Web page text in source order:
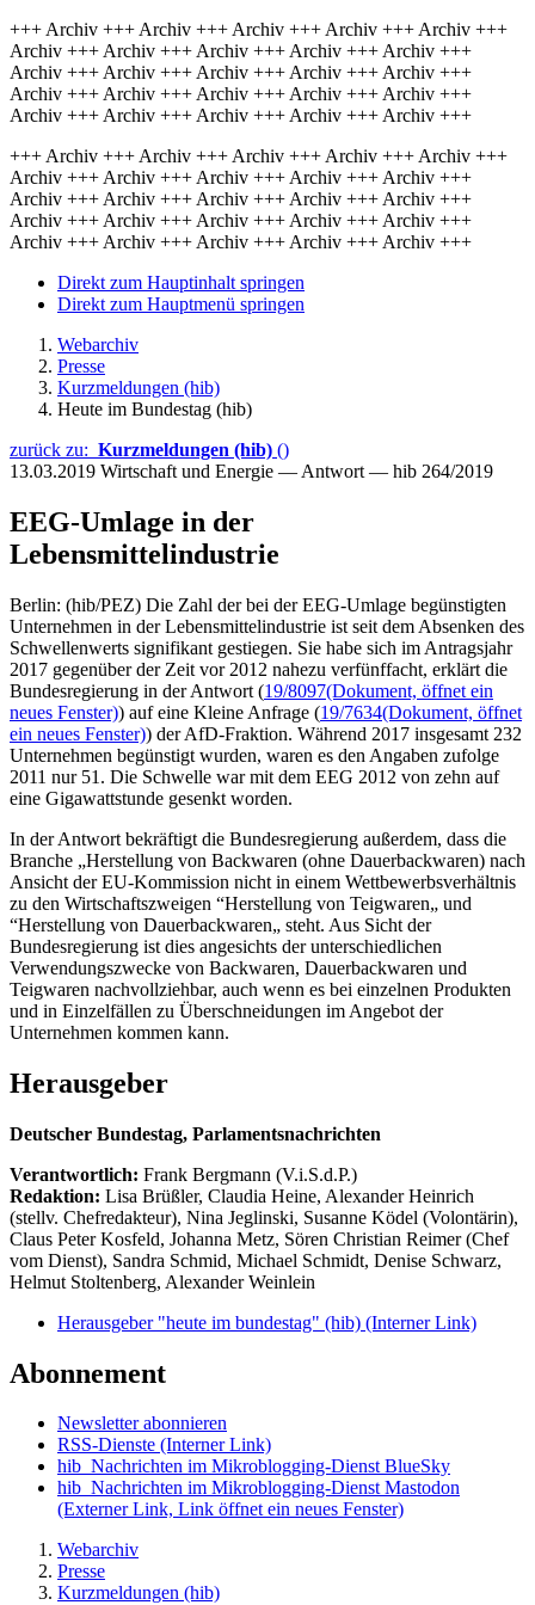
+++ Archiv +++ Archiv +++ Archiv +++ Archiv +++ Archiv +++
Archiv +++ Archiv +++ Archiv +++ Archiv +++ Archiv +++
Archiv +++ Archiv +++ Archiv +++ Archiv +++ Archiv +++
Archiv +++ Archiv +++ Archiv +++ Archiv +++ Archiv +++
Archiv +++ Archiv +++ Archiv +++ Archiv +++ Archiv +++
+++ Archiv +++ Archiv +++ Archiv +++ Archiv +++ Archiv +++
Archiv +++ Archiv +++ Archiv +++ Archiv +++ Archiv +++
Archiv +++ Archiv +++ Archiv +++ Archiv +++ Archiv +++
Archiv +++ Archiv +++ Archiv +++ Archiv +++ Archiv +++
Archiv +++ Archiv +++ Archiv +++ Archiv +++ Archiv +++
Direkt zum Hauptinhalt springen
Direkt zum Hauptmenü springen
Webarchiv
Presse
Kurzmeldungen (hib)
Heute im Bundestag (hib)
zurück zu: Kurzmeldungen (hib) ()
13.03.2019 Wirtschaft und Energie — Antwort — hib 264/2019
EEG-Umlage in der
Lebensmittelindustrie
Berlin: (hib/PEZ) Die Zahl der bei der EEG-Umlage begünstigten
Unternehmen in der Lebensmittelindustrie ist seit dem Absenken des
Schwellenwerts signifikant gestiegen. Sie habe sich im Antragsjahr
2017 gegenüber der Zeit vor 2012 nahezu verfünffacht, erklärt die
Bundesregierung in der Antwort (19/8097(Dokument, öffnet ein
neues Fenster)) auf eine Kleine Anfrage (19/7634(Dokument, öffnet
ein neues Fenster)) der AfD-Fraktion. Während 2017 insgesamt 232
Unternehmen begünstigt wurden, waren es den Angaben zufolge
2011 nur 51. Die Schwelle war mit dem EEG 2012 von zehn auf
eine Gigawattstunde gesenkt worden.
In der Antwort bekräftigt die Bundesregierung außerdem, dass die
Branche „Herstellung von Backwaren (ohne Dauerbackwaren) nach
Ansicht der EU-Kommission nicht in einem Wettbewerbsverhältnis
zu den Wirtschaftszweigen “Herstellung von Teigwaren„ und
“Herstellung von Dauerbackwaren„ steht. Aus Sicht der
Bundesregierung ist dies angesichts der unterschiedlichen
Verwendungszwecke von Backwaren, Dauerbackwaren und
Teigwaren nachvollziehbar, auch wenn es bei einzelnen Produkten
und in Einzelfällen zu Überschneidungen im Angebot der
Unternehmen kommen kann.
Herausgeber
Deutscher Bundestag, Parlamentsnachrichten
Verantwortlich: Frank Bergmann (V.i.S.d.P.)
Redaktion: Lisa Brüßler, Claudia Heine, Alexander Heinrich
(stellv. Chefredakteur), Nina Jeglinski, Susanne Ködel (Volontärin),
Claus Peter Kosfeld, Johanna Metz, Sören Christian Reimer (Chef
vom Dienst), Sandra Schmid, Michael Schmidt, Denise Schwarz,
Helmut Stoltenberg, Alexander Weinlein
Herausgeber "heute im bundestag" (hib) (Interner Link)
Abonnement
Newsletter abonnieren
RSS-Dienste (Interner Link)
hib_Nachrichten im Mikroblogging-Dienst BlueSky
hib_Nachrichten im Mikroblogging-Dienst Mastodon
(Externer Link, Link öffnet ein neues Fenster)
Webarchiv
Presse
Kurzmeldungen (hib)